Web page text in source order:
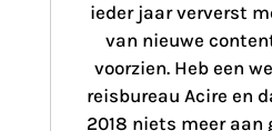
ieder jaar ververst
van nieuwe
voorzien. Heb een
reisbureau Acire en
2018 niets meer aan